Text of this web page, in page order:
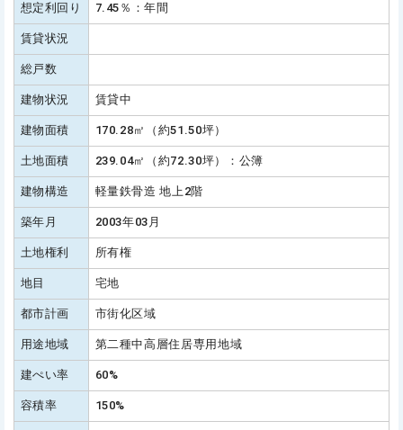
想定利回り 7.45％：年間
賃貸状況
総戸数
建物状況 賃貸中
建物面積 170.28㎡（約51.50坪）
土地面積 239.04㎡（約72.30坪）：公簿
建物構造 軽量鉄骨造 地上2階
築年月 2003年03月
土地権利 所有権
地目 宅地
都市計画 市街化区域
用途地域 第二種中高層住居専用地域
建ぺい率 60%
容積率 150%